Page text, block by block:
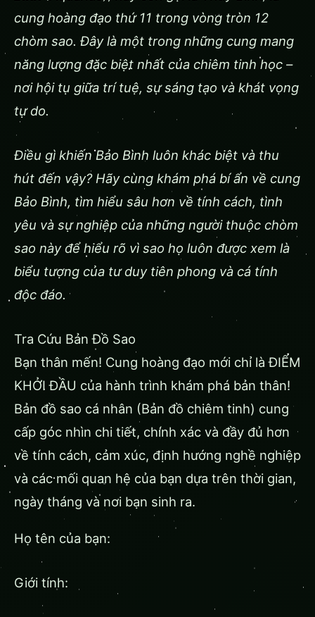
cung hoàng đạo thứ 11 trong vòng tròn 12
chòm sao. Đây là một trong những cung mang
năng lượng đặc biệt nhất của chiêm tinh học –
nơi hội tụ giữa trí tuệ, sự sáng tạo và khát vọng
tự do.
Điều gì khiến Bảo Bình luôn khác biệt và thu
hút đến vậy? Hãy cùng khám phá bí ẩn về cung
Bảo Bình, tìm hiểu sâu hơn về tính cách, tình
yêu và sự nghiệp của những người thuộc chòm
sao này để hiểu rõ vì sao họ luôn được xem là
biểu tượng của tư duy tiên phong và cá tính
độc đáo.
Tra Cứu Bản Đồ Sao
Bạn thân mến! Cung hoàng đạo mới chỉ là ĐIỂM
KHỞI ĐẦU của hành trình khám phá bản thân!
Bản đồ sao cá nhân (Bản đồ chiêm tinh) cung
cấp góc nhìn chi tiết, chính xác và đầy đủ hơn
về tính cách, cảm xúc, định hướng nghề nghiệp
và các mối quan hệ của bạn dựa trên thời gian,
ngày tháng và nơi bạn sinh ra.
Họ tên của bạn:
Giới tính: